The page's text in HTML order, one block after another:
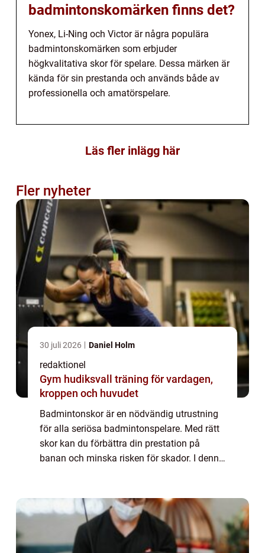
badmintonskomärken finns det?
Yonex, Li-Ning och Victor är några populära
badmintonskomärken som erbjuder
högkvalitativa skor för spelare. Dessa märken är
kända för sin prestanda och används både av
professionella och amatörspelare.
Läs fler inlägg här
Fler nyheter
30 juli 2026 Daniel Holm
redaktionel
Gym hudiksvall träning för vardagen,
kroppen och huvudet
Badmintonskor är en nödvändig utrustning
för alla seriösa badmintonspelare. Med rätt
skor kan du förbättra din prestation på
banan och minska risken för skador. I denna